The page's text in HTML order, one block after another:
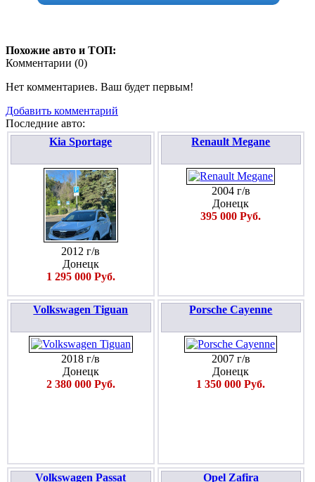
Похожие авто и ТОП:
Комментарии (0)
Нет комментариев. Ваш будет первым!
Добавить комментарий
Последние авто:
Kia Sportage
2012 г/в
Донецк
1 295 000 Руб.
Renault Megane
2004 г/в
Донецк
395 000 Руб.
Volkswagen Tiguan
2018 г/в
Донецк
2 380 000 Руб.
Porsche Cayenne
2007 г/в
Донецк
1 350 000 Руб.
Volkswagen Passat Opel Zafira